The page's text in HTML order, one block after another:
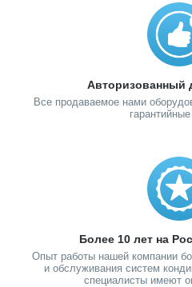
Авторизованный
Все продаваемое нами
Более 10 лет на
Опыт работы нашей компании
и обслуживания систем
специалисты имеют